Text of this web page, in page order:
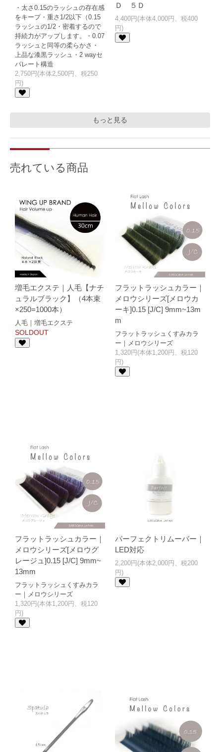
・太さ0.15のラッシュの存在感
をキープ・重さ1/2以下（0.15
ラッシュの1/2・密着するので
持続力がアップします。・0.07
ラッシュと同等の柔らかさ・
上品な漆黒ラッシュ・2 wayセ
パレート構造
2,750円(本体2,500円、税250
円)
Ｄ ５Ｄ
4,400円(本体4,000円、税400
円)
もっと見る
売れている商品
増毛エクステ｜人毛【ナチ
ュラルブラック】（4本束
×250=1000本）
人毛｜増毛エクステ
SOLDOUT
フラットラッシュカラー｜
メロウシリーズ[メロウカ
ーキ]0.15 [J/C] 9mm~13m
m
フラットラッシュくすみカラ
ー｜メロウシリーズ
1,320円(本体1,200円、税120
円)
フラットラッシュカラー｜
メロウシリーズ[メロウグ
レージュ]0.15 [J/C] 9mm~
13mm
フラットラッシュくすみカラ
ー｜メロウシリーズ
1,320円(本体1,200円、税120
円)
パーフェクトリムーバー｜
LED対応
2,200円(本体2,000円、税200
円)